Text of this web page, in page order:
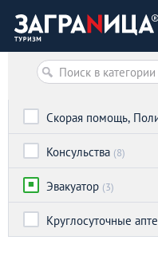
Скорая помощь,
Консульства (8)
Эвакуатор (3)
Круглосуточные